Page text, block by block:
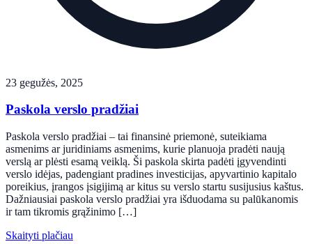
23 gegužės, 2025
Paskola verslo pradžiai
Paskola verslo pradžiai – tai finansinė priemonė, suteikiama
asmenims ar juridiniams asmenims, kurie planuoja pradėti naują
verslą ar plėsti esamą veiklą. Ši paskola skirta padėti įgyvendinti
verslo idėjas, padengiant pradines investicijas, apyvartinio kapitalo
poreikius, įrangos įsigijimą ar kitus su verslo startu susijusius kaštus.
Dažniausiai paskola verslo pradžiai yra išduodama su palūkanomis
ir tam tikromis grąžinimo […]
Skaityti plačiau